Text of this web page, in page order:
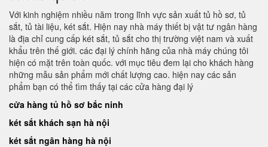
Với kinh nghiệm nhiều năm trong lĩnh vực sản xuất tủ hồ sơ, tủ
sắt, tủ tài liệu, két sắt. Hiện nay nhà máy thiết bị vật tư ngân hàng
là địa chỉ cung cấp két sắt, tủ sắt cho thị trường việt nam và xuất
khẩu trên thế giới. các đại lý chính hãng của nhà máy chúng tôi
hiện có mặt trên toàn quốc. với mục tiêu đem lại cho khách hàng
những mẫu sản phẩm mới chất lượng cao. hiện nay các sản
phẩm bạn có thể tìm thấy tại các cửa hàng đại lý
cửa hàng tủ hồ sơ bắc ninh
két sắt khách sạn hà nội
két sắt ngân hàng hà nội